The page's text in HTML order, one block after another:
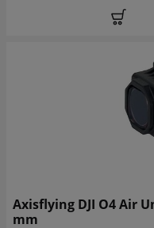
Axisflying DJI O4 Air
mm